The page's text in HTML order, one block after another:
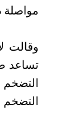
مواصلة
تساعد
التضخم